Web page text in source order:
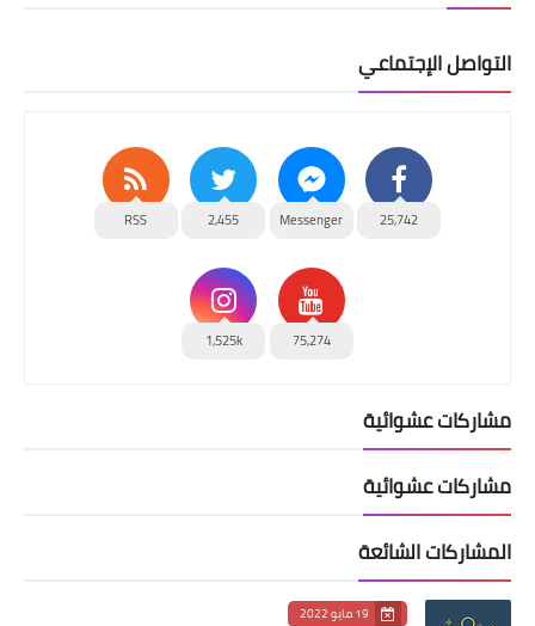
التواصل الإجتماعي
25,742
Messenger
2,455
RSS
75,274
1,525k
مشاركات عشوائية
مشاركات عشوائية
المشاركات الشائعة
19 مايو 2022